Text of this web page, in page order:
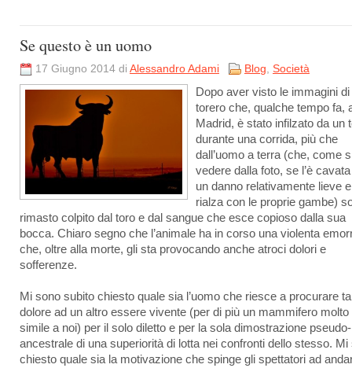
Se questo è un uomo
17 Giugno 2014 di Alessandro Adami Blog, Società
Dopo aver visto le immagini di
torero che, qualche tempo fa,
Madrid, è stato infilzato da un
durante una corrida, più che
dall’uomo a terra (che, come
vedere dalla foto, se l’è
un danno relativamente lieve
rialza con le proprie gambe)
rimasto colpito dal toro e dal sangue che esce copioso dalla sua
bocca. Chiaro segno che l’animale ha in corso una violenta
che, oltre alla morte, gli sta provocando anche atroci dolori e
sofferenze.
Mi sono subito chiesto quale sia l’uomo che riesce a procurare
dolore ad un altro essere vivente (per di più un mammifero molto
simile a noi) per il solo diletto e per la sola dimostrazione pseudo-
ancestrale di una superiorità di lotta nei confronti dello stesso. Mi
chiesto quale sia la motivazione che spinge gli spettatori ad